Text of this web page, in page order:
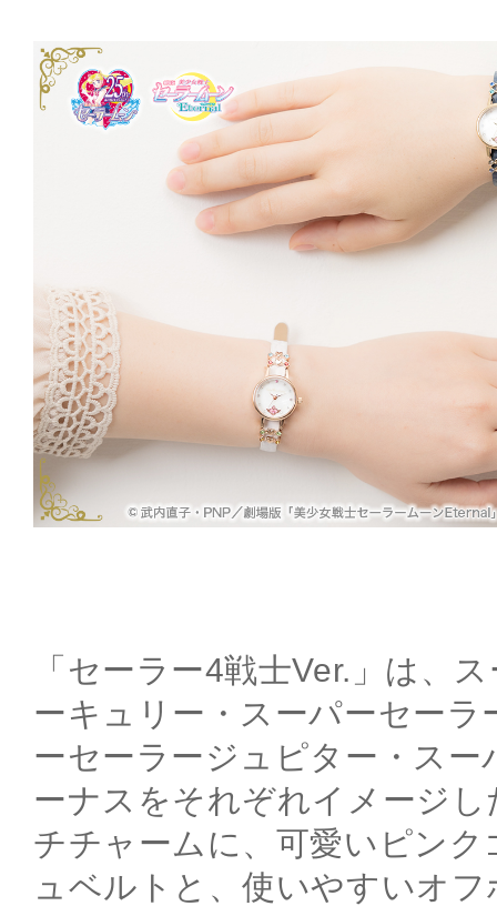
「セーラー4戦士Ver.」は、
ーキュリー・スーパーセーラ
ーセーラージュピター・スー
ーナスをそれぞれイメージ
チチャームに、可愛いピン
ュベルトと、使いやすいオ